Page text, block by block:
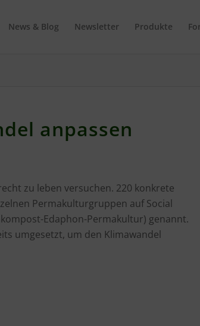
News & Blog Newsletter Produkte
anpassen
zu leben versuchen. 220 konkrete
Permakulturgruppen auf Social
Edaphon-Permakultur) genannt.
umgesetzt, um den Klimawandel